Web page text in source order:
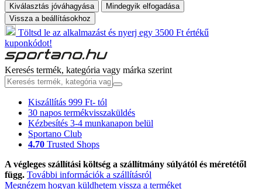
Kiválasztás jóváhagyása
Mindegyik elfogadása
Vissza a beállításokhoz
Töltsd le az alkalmazást és nyerj egy 3500 Ft értékű
kuponkódot!
Keresés termék, kategória vagy márka szerint
Kiszállítás 999 Ft- tól
30 napos termékvisszaküldés
Kézbesítés 3-4 munkanapon belül
Sportano Club
4.70 Trusted Shops
A végleges szállítási költség a szállítmány súlyától és méretétől
függ. További információk a szállításról
Megnézem hogyan küldhetem vissza a terméket